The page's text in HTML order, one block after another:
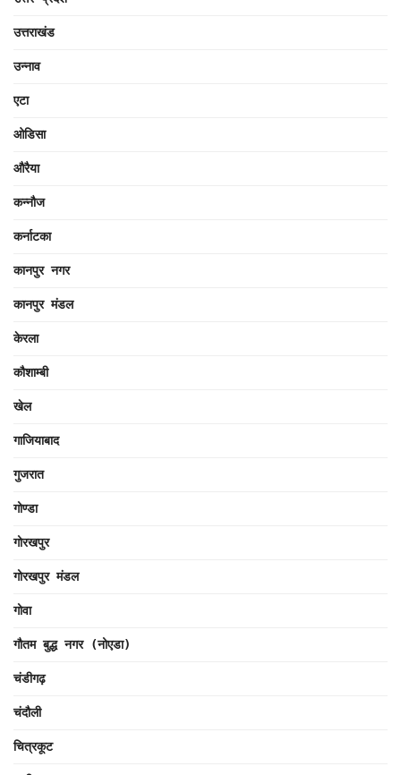
उत्तराखंड
उन्नाव
एटा
ओडिसा
औरैया
कन्नौज
कर्नाटका
कानपुर नगर
कानपुर मंडल
केरला
कौशाम्बी
खेल
गाजियाबाद
गुजरात
गोण्डा
गोरखपुर
गोरखपुर मंडल
गोवा
गौतम बुद्ध नगर (नोएडा)
चंडीगढ़
चंदौली
चित्रकूट